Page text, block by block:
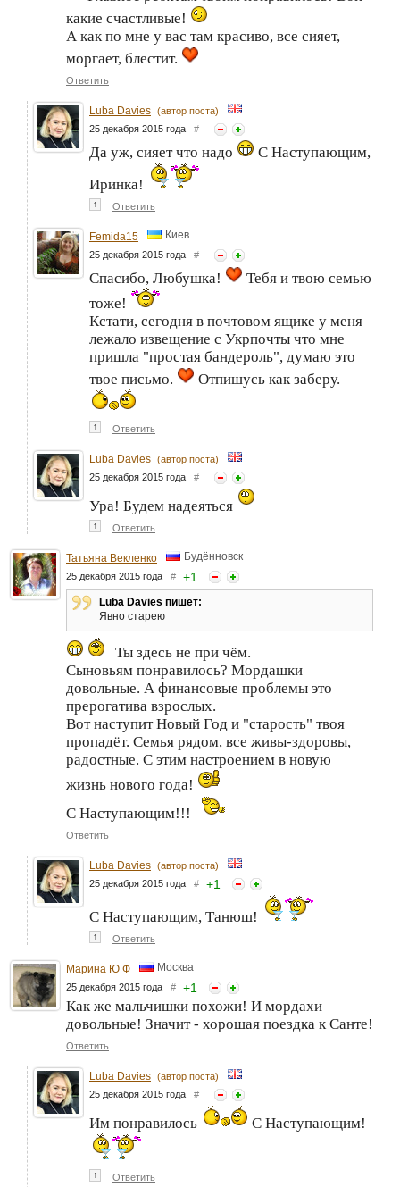
какие счастливые!
А как по мне у вас там красиво, все сияет,
моргает, блестит.
Ответить
Luba Davies (автор поста)
25 декабря 2015 года #
Да уж, сияет что надо
С Наступающим,
Иринка!
↑ Ответить
Femida15 Киев
25 декабря 2015 года #
Спасибо, Любушка!
Тебя и твою семью
тоже!
Кстати, сегодня в почтовом ящике у меня
лежало извещение с Укрпочты что мне
пришла "простая бандероль", думаю это
твое письмо.
Отпишусь как заберу.
↑ Ответить
Luba Davies (автор поста)
25 декабря 2015 года #
Ура! Будем надеяться
↑ Ответить
Татьяна Векленко Будённовск
25 декабря 2015 года # +1
Luba Davies пишет:
Явно старею
Ты здесь не при чём.
Сыновьям понравилось? Мордашки
довольные. А финансовые проблемы это
прерогатива взрослых.
Вот наступит Новый Год и "старость" твоя
пропадёт. Семья рядом, все живы-здоровы,
радостные. С этим настроением в новую
жизнь нового года!
С Наступающим!!!
Ответить
Luba Davies (автор поста)
25 декабря 2015 года # +1
С Наступающим, Танюш!
↑ Ответить
Марина Ю Ф Москва
25 декабря 2015 года # +1
Как же мальчишки похожи! И мордахи
довольные! Значит - хорошая поездка к Санте!
Ответить
Luba Davies (автор поста)
25 декабря 2015 года #
Им понравилось С Наступающим!
↑ Ответить